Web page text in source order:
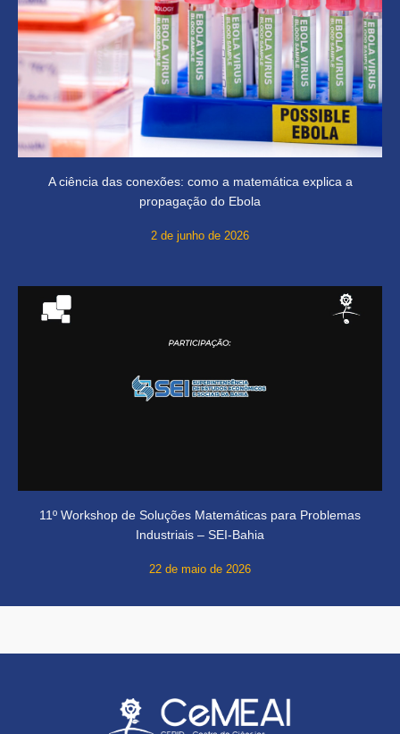
A ciência das conexões: como a matemática explica a
propagação do Ebola
2 de junho de 2026
11º Workshop de Soluções Matemáticas para Problemas
Industriais – SEI-Bahia
22 de maio de 2026